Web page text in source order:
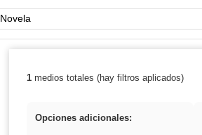
Palabra o frase:
Resultados de: Novela
1medios totales (hay filtros aplicados)
Opciones adicionales: